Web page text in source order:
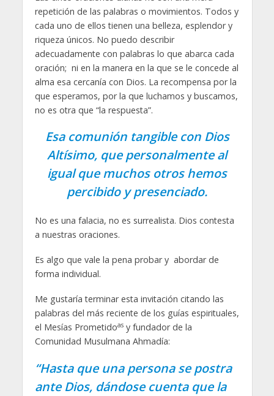
repetición de las palabras o movimientos. Todos y
cada uno de ellos tienen una belleza, esplendor y
riqueza únicos. No puedo describir
adecuadamente con palabras lo que abarca cada
oración; ni en la manera en la que se le concede al
alma esa cercanía con Dios. La recompensa por la
que esperamos, por la que luchamos y buscamos,
no es otra que “la respuesta”.
Esa comunión tangible con Dios
Altísimo, que personalmente al
igual que muchos otros hemos
percibido y presenciado.
No es una falacia, no es surrealista. Dios contesta
a nuestras oraciones.
Es algo que vale la pena probar y abordar de
forma individual.
Me gustaría terminar esta invitación citando las
palabras del más reciente de los guías espirituales,
el Mesías Prometidoasy fundador de la
Comunidad Musulmana Ahmadía:
“Hasta que una persona se postra
ante Dios, dándose cuenta que la